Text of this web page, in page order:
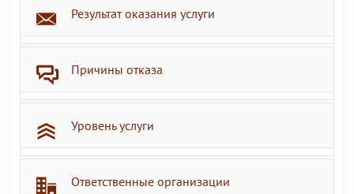
Результат оказания услуги
Причины отказа
Уровень услуги
Ответственные организации